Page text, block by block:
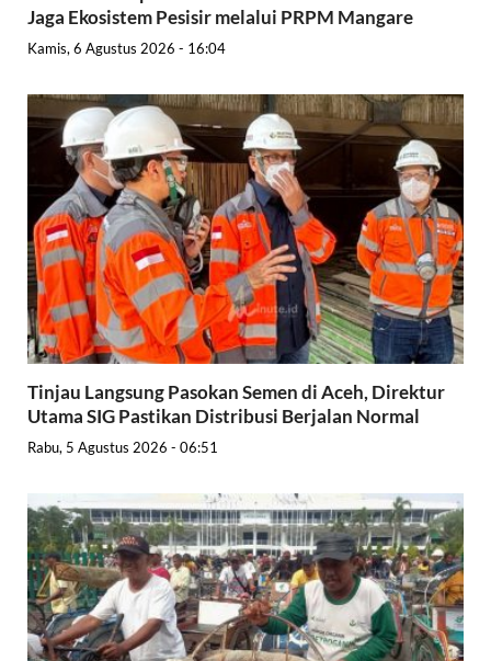
Jaga Ekosistem Pesisir melalui PRPM Mangare
Kamis, 6 Agustus 2026 - 16:04
Tinjau Langsung Pasokan Semen di Aceh, Direktur
Utama SIG Pastikan Distribusi Berjalan Normal
Rabu, 5 Agustus 2026 - 06:51